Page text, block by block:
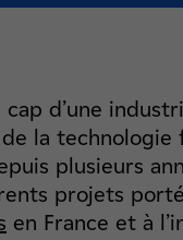
d’une
la technologie
plusieurs
projets
en France et à